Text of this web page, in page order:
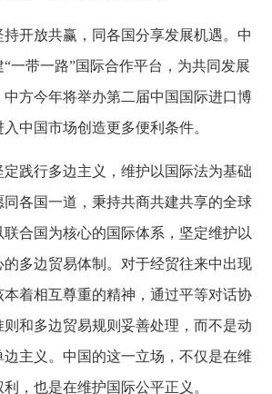
开放共赢，同各国分享发展机遇。中
一带一路”国际合作平台，为共同发展
方今年将举办第二届中国国际进口博
中国市场创造更多便利条件。
践行多边主义，维护以国际法为基础
各国一道，秉持共商共建共享的全球
合国为核心的国际体系，坚定维护以
多边贸易体制。对于经贸往来中出现
着相互尊重的精神，通过平等对话协
和多边贸易规则妥善处理，而不是动
主义。中国的这一立场，不仅是在维
，也是在维护国际公平正义。